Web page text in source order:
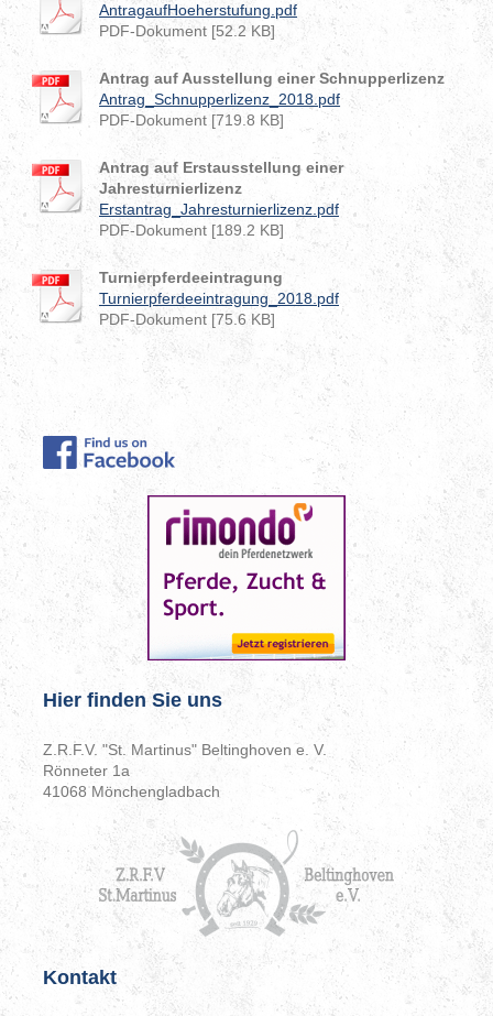
AntragaufHoeherstufung.pdf
PDF-Dokument [52.2 KB]
Antrag auf Ausstellung einer Schnupperlizenz
Antrag_Schnupperlizenz_2018.pdf
PDF-Dokument [719.8 KB]
Antrag auf Erstausstellung einer
Jahresturnierlizenz
Erstantrag_Jahresturnierlizenz.pdf
PDF-Dokument [189.2 KB]
Turnierpferdeeintragung
Turnierpferdeeintragung_2018.pdf
PDF-Dokument [75.6 KB]
Hier finden Sie uns
Z.R.F.V. "St. Martinus" Beltinghoven e. V.
Rönneter 1a
41068 Mönchengladbach
Kontakt